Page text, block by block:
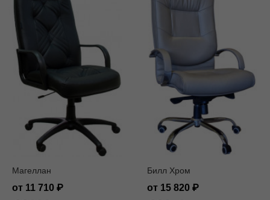
Магеллан
от 11 710
Билл Хром
от 15 820